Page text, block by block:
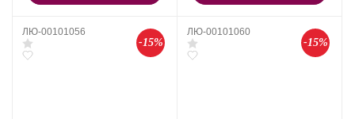
ЛЮ-00101056
-15%
ЛЮ-00101060
-15%